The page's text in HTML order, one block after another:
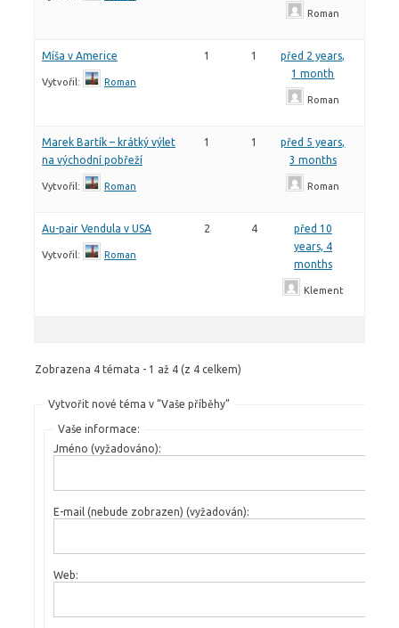
Roman
Míša v Americe
Vytvořil: Roman
1 1
před 2 years,
1 month
Roman
Marek Bartík – krátký výlet
na východní pobřeží
Vytvořil: Roman
1 1
před 5 years,
3 months
Roman
Au-pair Vendula v USA
Vytvořil: Roman
2 4
před 10
years, 4
months
Klement
Zobrazena 4 témata - 1 až 4 (z 4 celkem)
Vytvořit nové téma v “Vaše příběhy”
Vaše informace:
Jméno (vyžadováno):
E-mail (nebude zobrazen) (vyžadován):
Web: